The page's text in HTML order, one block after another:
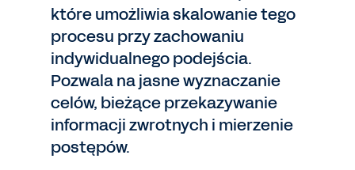
które umożliwia skalowanie tego
procesu przy zachowaniu
indywidualnego podejścia.
Pozwala na jasne wyznaczanie
celów, bieżące przekazywanie
informacji zwrotnych i mierzenie
postępów.